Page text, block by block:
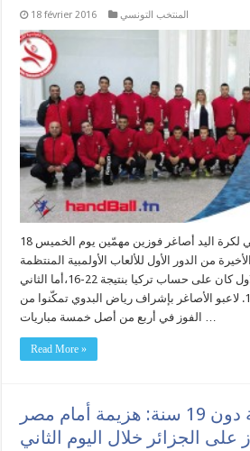
18 février 2016 المنتخب التونسي
سجّل المنتخب التونسي لكرة اليد أصاغر فوزين مهمّين يوم الخميس 18
من الدور الأول للألعاب الأولمبية المنتظمة
بالإسكندرية بمصر. الفوز الاول كان على حساب تركيا بنتيجة 22-16،أما الثاني
فكان على الأردن 30-11. لاعبو الأصاغر بإشراف رياض البدوي تمكّنوا من
الفوز في أربع من أصل خمسة مباريات …
Read More »
الألعاب المتوسّطية دون 19 سنة: هزيمة أمام مصر